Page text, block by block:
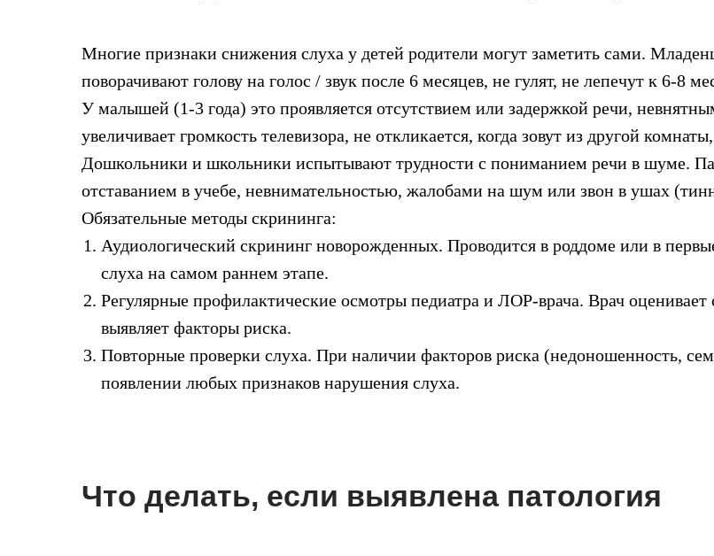
Многие признаки снижения слуха у детей родители могут заметить сами.
поворачивают голову на голос / звук после 6 месяцев, не гулят, не лепечут к 6-8
У малышей (1-3 года) это проявляется отсутствием или задержкой речи,
увеличивает громкость телевизора, не откликается, когда зовут из другой
Дошкольники и школьники испытывают трудности с пониманием речи в шуме.
отставанием в учебе, невнимательностью, жалобами на шум или звон в ушах
Обязательные методы скрининга:
Аудиологический скрининг новорожденных. Проводится в роддоме или в
слуха на самом раннем этапе.
Регулярные профилактические осмотры педиатра и ЛОР-врача. Врач оценивает
выявляет факторы риска.
Повторные проверки слуха. При наличии факторов риска (недоношенность,
появлении любых признаков нарушения слуха.
Что делать, если выявлена патология